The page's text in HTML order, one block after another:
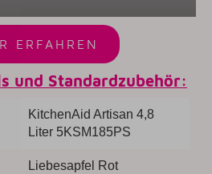
ERFAHREN
und Standardzubehör:
KitchenAid Artisan 4,8
Liter 5KSM185PS
Liebesapfel Rot